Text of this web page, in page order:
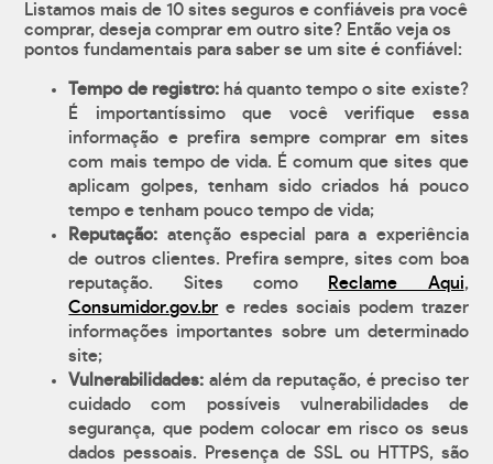
Listamos mais de 10 sites seguros e confiáveis pra você
comprar, deseja comprar em outro site? Então veja os
pontos fundamentais para saber se um site é confiável:
Tempo de registro:há quanto tempo o site existe?
É importantíssimo que você verifique essa
informação e prefira sempre comprar em sites
com mais tempo de vida. É comum que sites que
aplicam golpes, tenham sido criados há pouco
tempo e tenham pouco tempo de vida;
Reputação: atenção especial para a experiência
de outros clientes. Prefira sempre, sites com boa
reputação. Sites como
Reclame Aqui,
Consumidor.gov.br e redes sociais podem trazer
informações importantes sobre um determinado
site;
Vulnerabilidades: além da reputação, é preciso ter
cuidado com possíveis vulnerabilidades de
segurança, que podem colocar em risco os seus
dados pessoais. Presença de SSL ou HTTPS, são